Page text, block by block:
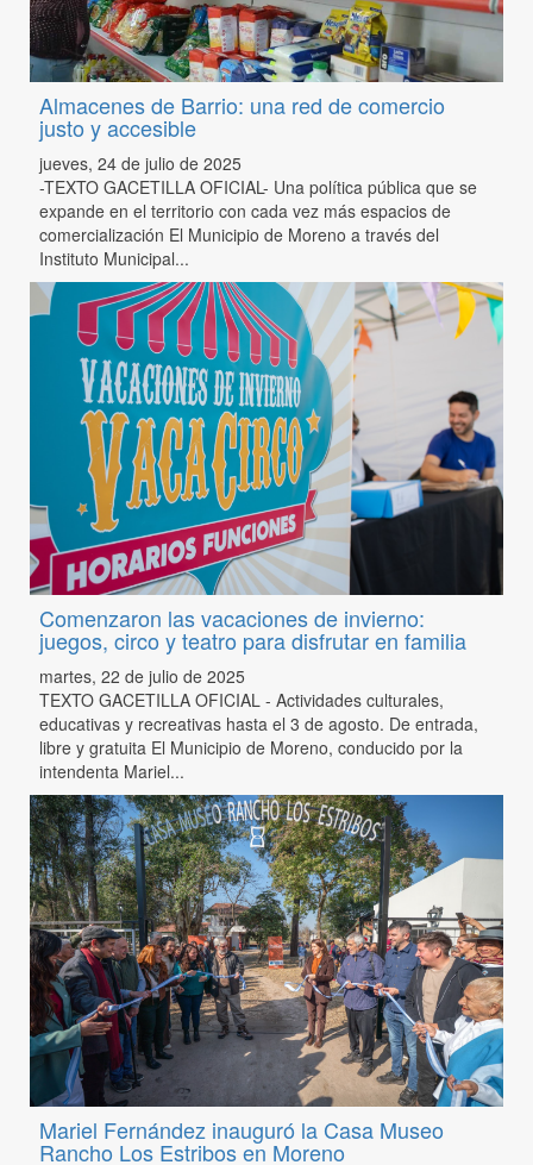
Almacenes de Barrio: una red de comercio
justo y accesible
jueves, 24 de julio de 2025
-TEXTO GACETILLA OFICIAL- Una política pública que se
expande en el territorio con cada vez más espacios de
comercialización El Municipio de Moreno a través del
Instituto Municipal...
Comenzaron las vacaciones de invierno:
juegos, circo y teatro para disfrutar en familia
martes, 22 de julio de 2025
TEXTO GACETILLA OFICIAL - Actividades culturales,
educativas y recreativas hasta el 3 de agosto. De entrada,
libre y gratuita El Municipio de Moreno, conducido por la
intendenta Mariel...
Mariel Fernández inauguró la Casa Museo
Rancho Los Estribos en Moreno